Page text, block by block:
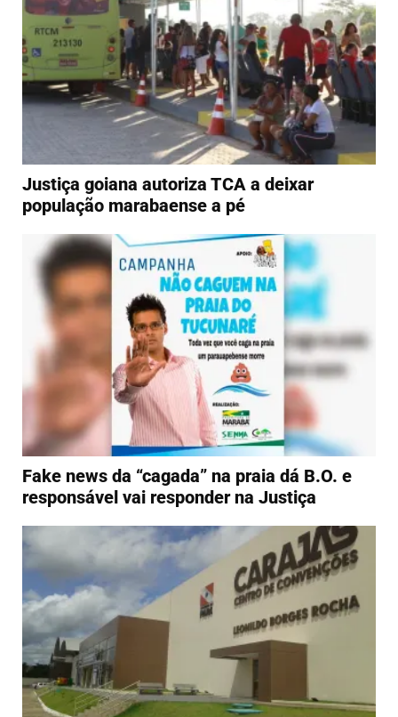
Justiça goiana autoriza TCA a deixar
população marabaense a pé
Fake news da “cagada” na praia dá B.O. e
responsável vai responder na Justiça